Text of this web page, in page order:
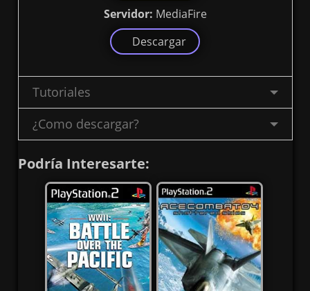
Servidor: MediaFire
Descargar
Tutoriales
¿Como descargar?
Podría Interesarte: